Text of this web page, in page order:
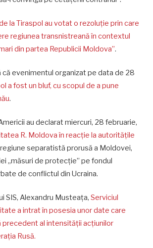
la Tiraspol au votat o rezoluție prin care
regiunea transnistreană în contextul
din partea Republicii Moldova”.
că evenimentul organizat pe data de 28
a fost un bluf, cu scopul de a pune
.
au declarat miercuri, 28 februarie,
R. Moldova în reacţie la autorităţile
separatistă prorusă a Moldovei,
„măsuri de protecţie” pe fondul
de conflictul din Ucraina.
SIS, Alexandru Musteața, Serviciul
a intrat în posesia unor date care
precedent al intensității acțiunilor
Rusă.